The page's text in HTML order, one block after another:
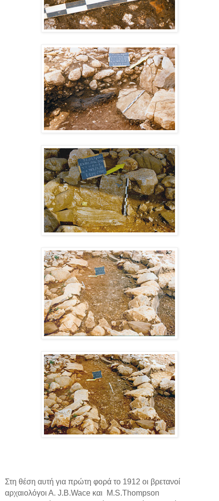
Στη θέση αυτή για πρώτη φορά το 1912 οι βρετανοί
αρχαιολόγοι Α. J.B.Wace και M.S.Thompson